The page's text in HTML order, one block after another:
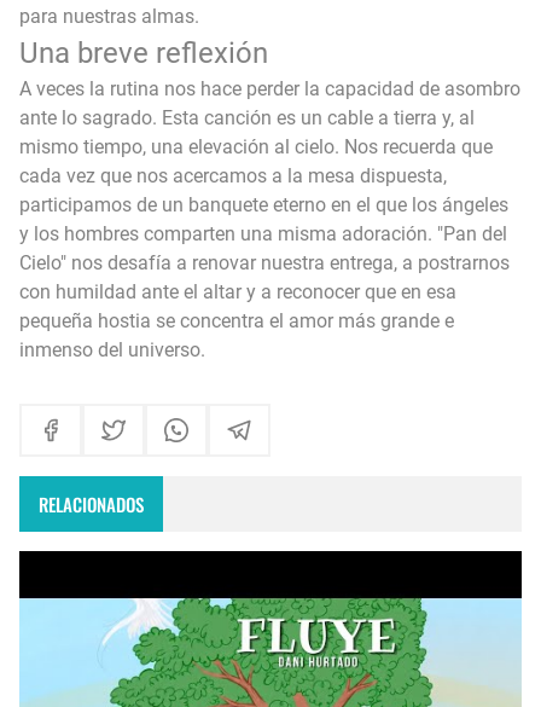
para nuestras almas.
Una breve reflexión
A veces la rutina nos hace perder la capacidad de asombro
ante lo sagrado. Esta canción es un cable a tierra y, al
mismo tiempo, una elevación al cielo. Nos recuerda que
cada vez que nos acercamos a la mesa dispuesta,
participamos de un banquete eterno en el que los ángeles
y los hombres comparten una misma adoración. "Pan del
Cielo" nos desafía a renovar nuestra entrega, a postrarnos
con humildad ante el altar y a reconocer que en esa
pequeña hostia se concentra el amor más grande e
inmenso del universo.
RELACIONADOS